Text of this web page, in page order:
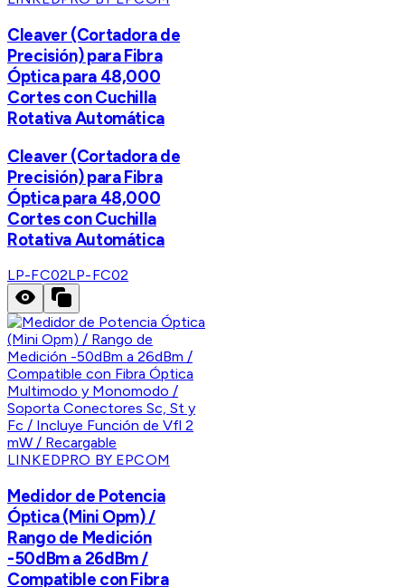
Cleaver (Cortadora de
Precisión) para Fibra
Óptica para 48,000
Cortes con Cuchilla
Rotativa Automática
Cleaver (Cortadora de
Precisión) para Fibra
Óptica para 48,000
Cortes con Cuchilla
Rotativa Automática
LP-FC02LP-FC02
LINKEDPRO BY EPCOM
Medidor de Potencia
Óptica (Mini Opm) /
Rango de Medición
-50dBm a 26dBm /
Compatible con Fibra